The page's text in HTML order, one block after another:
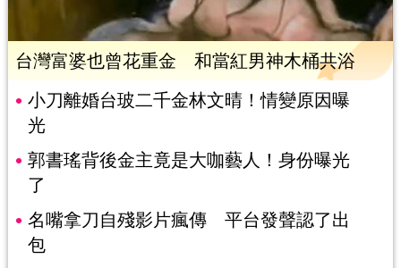
台灣富婆也曾花重金 和當紅男神木桶共浴
小刀離婚台玻二千金林文晴！情變原因曝
光
郭書瑤背後金主竟是大咖藝人！身份曝光
了
名嘴拿刀自殘影片瘋傳 平台發聲認了出
包